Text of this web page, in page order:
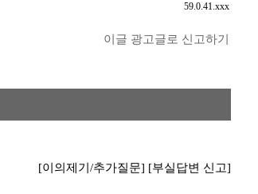
59.0.41.xxx
이글 광고글로 신고하기
[이의제기/추가질문] [부실답변 신고]